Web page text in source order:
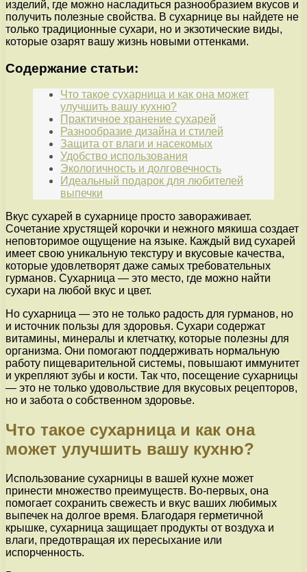
изделий, где можно насладиться разнообразием вкусов и
получить полезные свойства. В сухарнице вы найдете не
только традиционные сухари, но и экзотические виды,
которые озарят вашу жизнь новыми оттенками.
Содержание статьи:
Что такое сухарница и как она может
улучшить вашу кухню?
Практичное хранение сухарей
Разнообразие дизайна и стилей
Защита от влаги и насекомых
Удобство использования
Экологичность и долговечность
Идеальный подарок для любителей
выпечки
Вкус сухарей в сухарнице просто завораживает.
Сочетание хрустящей корочки и нежного мякиша создает
неповторимое ощущение на языке. Каждый вид сухарей
имеет свою уникальную текстуру и вкусовые качества,
которые удовлетворят даже самых требовательных
гурманов. Сухарница — это место, где можно найти
сухари на любой вкус и цвет.
Но сухарница — это не только радость для гурманов, но
и источник пользы для здоровья. Сухари содержат
витамины, минералы и клетчатку, которые полезны для
организма. Они помогают поддерживать нормальную
работу пищеварительной системы, повышают иммунитет
и укрепляют зубы и кости. Так что, посещение сухарницы
— это не только удовольствие для вкусовых рецепторов,
но и забота о собственном здоровье.
Что такое сухарница и как она
может улучшить вашу кухню?
Использование сухарницы в вашей кухне может
принести множество преимуществ. Во-первых, она
помогает сохранить свежесть и вкус ваших любимых
выпечек на долгое время. Благодаря герметичной
крышке, сухарница защищает продукты от воздуха и
влаги, предотвращая их пересыхание или
испорченность.